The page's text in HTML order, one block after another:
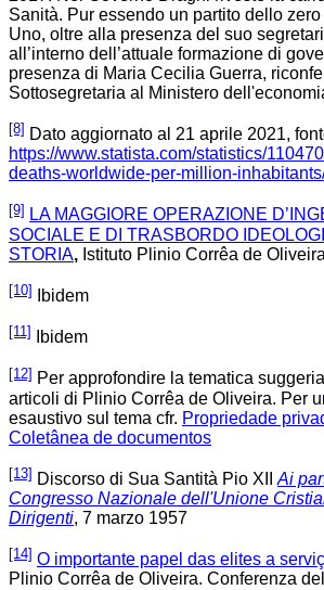
Sanità. Pur essendo un partito dello
Uno, oltre alla presenza del suo
all’interno dell’attuale formazione di
presenza di Maria Cecilia Guerra,
Sottosegretaria al Ministero
[8] Dato aggiornato al 21 aprile 2021,
https://www.statista.com/statistics/
deaths-worldwide-per-million-
[9] LA MAGGIORE OPERAZIONE
SOCIALE E DI TRASBORDO
STORIA, Istituto Plinio Corrêa de
[10] Ibidem
[11] Ibidem
[12] Per approfondire la tematica
articoli di Plinio Corrêa de Oliveira. Per
esaustivo sul tema cfr. Propriedade
Coletânea de documentos
[13] Discorso di Sua Santità Pio XII Ai
Congresso Nazionale dell'Unione
Dirigenti, 7 marzo 1957
[14] O importante papel das elites a
Plinio Corrêa de Oliveira. Conferenza